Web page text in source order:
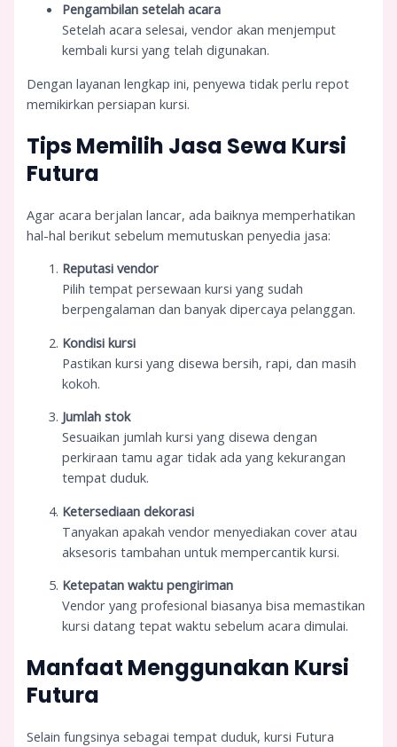
Pengambilan setelah acara
Setelah acara selesai, vendor akan menjemput
kembali kursi yang telah digunakan.
Dengan layanan lengkap ini, penyewa tidak perlu repot
memikirkan persiapan kursi.
Tips Memilih Jasa Sewa Kursi
Futura
Agar acara berjalan lancar, ada baiknya memperhatikan
hal-hal berikut sebelum memutuskan penyedia jasa:
Reputasi vendor
Pilih tempat persewaan kursi yang sudah
berpengalaman dan banyak dipercaya pelanggan.
Kondisi kursi
Pastikan kursi yang disewa bersih, rapi, dan masih
kokoh.
Jumlah stok
Sesuaikan jumlah kursi yang disewa dengan
perkiraan tamu agar tidak ada yang kekurangan
tempat duduk.
Ketersediaan dekorasi
Tanyakan apakah vendor menyediakan cover atau
aksesoris tambahan untuk mempercantik kursi.
Ketepatan waktu pengiriman
Vendor yang profesional biasanya bisa memastikan
kursi datang tepat waktu sebelum acara dimulai.
Manfaat Menggunakan Kursi
Futura
Selain fungsinya sebagai tempat duduk, kursi Futura